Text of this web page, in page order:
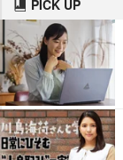
PICK UP